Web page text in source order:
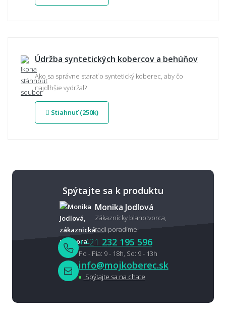
Údržba syntetických kobercov a behúňov
Ako sa správne starať o syntetický koberec, aby čo
najdlhšie vydržal?
Stiahnuť (250k)
Spýtajte sa k produktu
Monika Jodlová
Zákaznícky blahotvorca,
radi poradíme
+421 232 195 596
Po - Pia: 9 - 18h, So: 9 - 13h
info@mojkoberec.sk
Spýtajte sa na chate